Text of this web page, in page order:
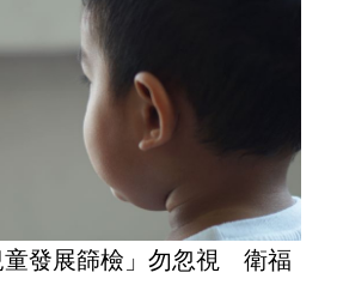
童發展篩檢」勿忽視 衛福